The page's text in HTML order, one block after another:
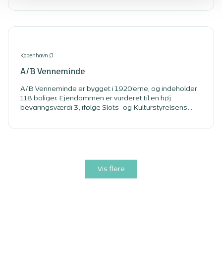
København Ø
A/B Venneminde
A/B Venneminde er bygget i 1920’erne, og indeholder
118 boliger. Ejendommen er vurderet til en høj
bevaringsværdi 3, ifølge Slots- og Kulturstyrelsens
Vis flere